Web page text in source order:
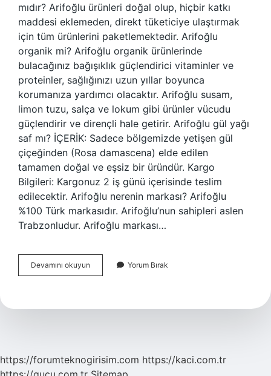
mıdır? Arifoğlu ürünleri doğal olup, hiçbir katkı
maddesi eklemeden, direkt tüketiciye ulaştırmak
için tüm ürünlerini paketlemektedir. Arifoğlu
organik mi? Arifoğlu organik ürünlerinde
bulacağınız bağışıklık güçlendirici vitaminler ve
proteinler, sağlığınızı uzun yıllar boyunca
korumanıza yardımcı olacaktır. Arifoğlu susam,
limon tuzu, salça ve lokum gibi ürünler vücudu
güçlendirir ve dirençli hale getirir. Arifoğlu gül yağı
saf mı? İÇERİK: Sadece bölgemizde yetişen gül
çiçeğinden (Rosa damascena) elde edilen
tamamen doğal ve eşsiz bir üründür. Kargo
Bilgileri: Kargonuz 2 iş günü içerisinde teslim
edilecektir. Arifoğlu nerenin markası? Arifoğlu
%100 Türk markasıdır. Arifoğlu’nun sahipleri aslen
Trabzonludur. Arifoğlu markası…
Devamını okuyun
Yağları
Yorum Bırak
https://forumteknogirisim.com https://kaci.com.tr